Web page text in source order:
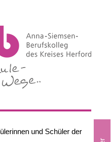
und Schüler der